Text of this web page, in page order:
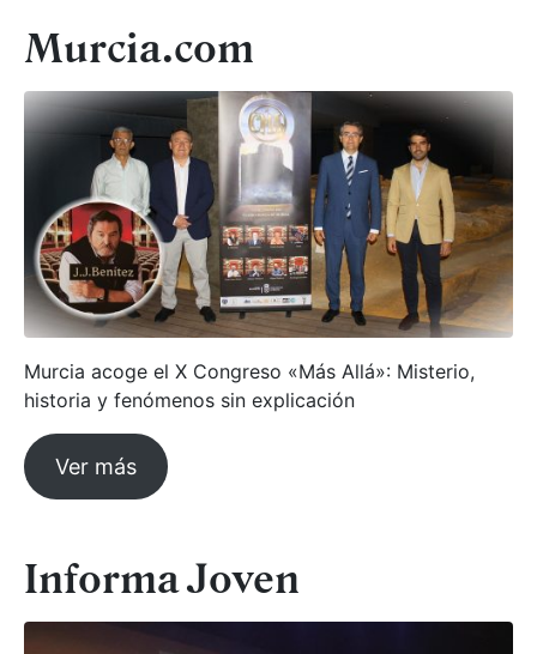
Murcia.com
Murcia acoge el X Congreso «Más Allá»: Misterio,
historia y fenómenos sin explicación
Ver más
Informa Joven